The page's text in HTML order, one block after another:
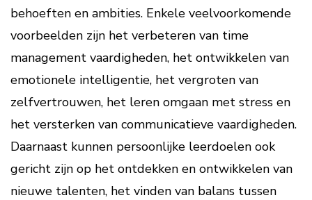
behoeften en ambities. Enkele veelvoorkomende
voorbeelden zijn het verbeteren van time
management vaardigheden, het ontwikkelen van
emotionele intelligentie, het vergroten van
zelfvertrouwen, het leren omgaan met stress en
het versterken van communicatieve vaardigheden.
Daarnaast kunnen persoonlijke leerdoelen ook
gericht zijn op het ontdekken en ontwikkelen van
nieuwe talenten, het vinden van balans tussen